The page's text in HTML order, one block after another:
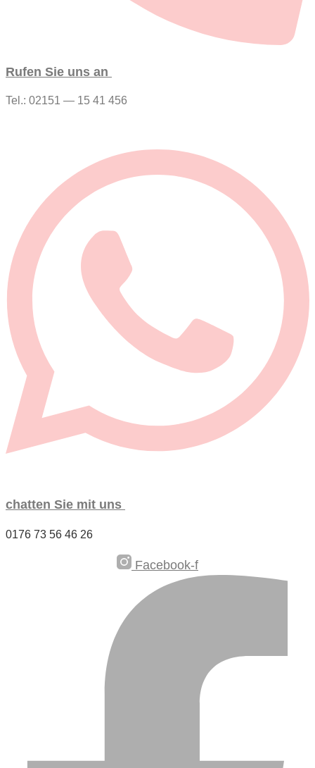
Rufen Sie uns an
Tel.: 02151 — 15 41 456
chat­ten Sie mit uns
0176 73 56 46 26
Facebook‑f